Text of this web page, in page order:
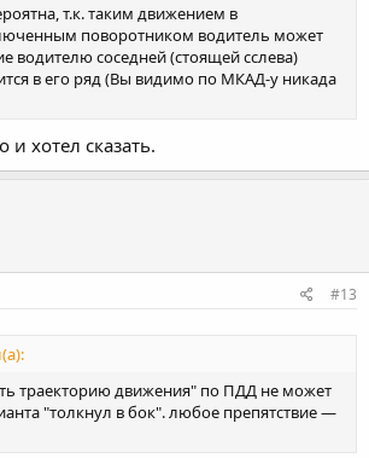
т.к. таким движением в
поворотником водитель может
водителю соседней (стоящей сслева)
в его ряд (Вы видимо по МКАД-у никада
хотел сказать.
#13
траекторию движения" по ПДД не может
"толкнул в бок". любое препятствие —